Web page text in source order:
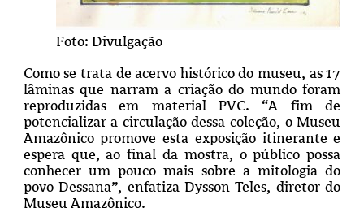
Foto: Divulgação
Como se trata de acervo histórico do museu, as 17
lâminas que narram a criação do mundo foram
reproduzidas em material PVC. “A fim de
potencializar a circulação dessa coleção, o Museu
Amazônico promove esta exposição itinerante e
espera que, ao final da mostra, o público possa
conhecer um pouco mais sobre a mitologia do
povo Dessana”, enfatiza Dysson Teles, diretor do
Museu Amazônico.